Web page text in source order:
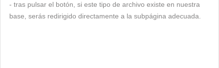
- tras pulsar el botón, si este tipo de archivo existe en nuestra
base, serás redirigido directamente a la subpágina adecuada.